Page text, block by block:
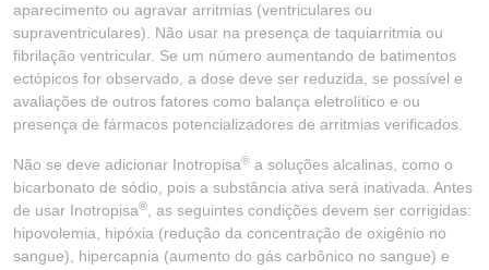
aparecimento ou agravar arritmias (ventriculares ou
supraventriculares). Não usar na presença de taquiarritmia ou
fibrilação ventricular. Se um número aumentando de batimentos
ectópicos for observado, a dose deve ser reduzida, se possível e
avaliações de outros fatores como balança eletrolítico e ou
presença de fármacos potencializadores de arritmias verificados.
Não se deve adicionar Inotropisa® a soluções alcalinas, como o
bicarbonato de sódio, pois a substância ativa será inativada. Antes
de usar Inotropisa®
, as seguintes condições devem ser corrigidas:
hipovolemia, hipóxia (redução da concentração de oxigênio no
sangue), hipercapnia (aumento do gás carbônico no sangue) e